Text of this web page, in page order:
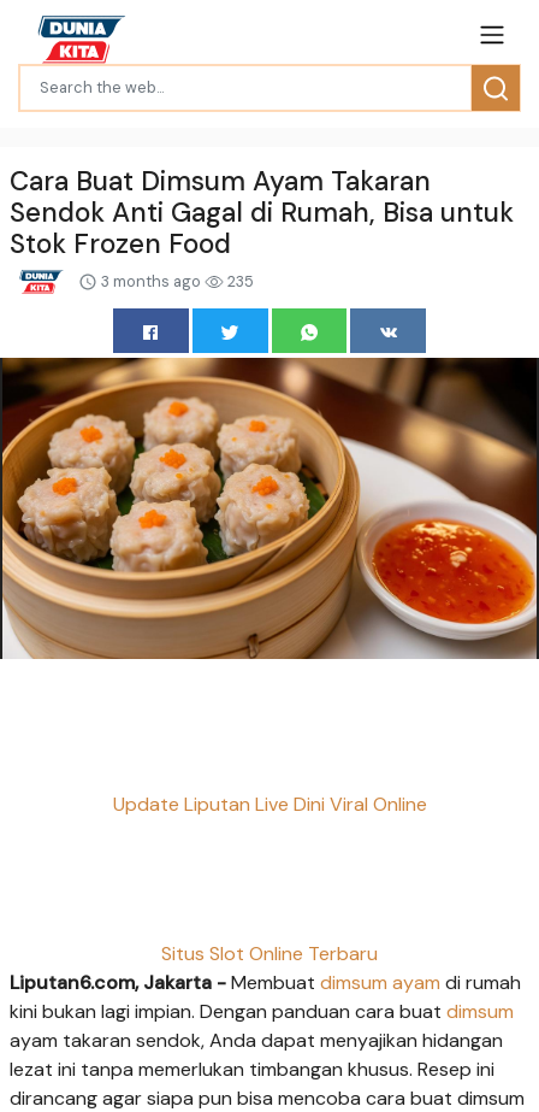
Cara Buat Dimsum Ayam Takaran
Sendok Anti Gagal di Rumah, Bisa untuk
Stok Frozen Food
3 months ago 235
Update Liputan Live Dini Viral Online
Situs Slot Online Terbaru
Liputan6.com, Jakarta -Membuat dimsum ayam di rumah
kini bukan lagi impian. Dengan panduan cara buat dimsum
ayam takaran sendok, Anda dapat menyajikan hidangan
lezat ini tanpa memerlukan timbangan khusus. Resep ini
dirancang agar siapa pun bisa mencoba cara buat dimsum